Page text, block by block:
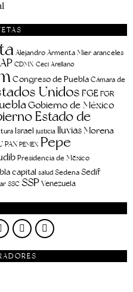
Alejandro Armenta Mier aranceles
CDMX Ceci Arellano
Congreso de Puebla Cámara de
UnidosFGEFGR
Gobierno de México
Estado de
Israel justicia lluviasMorena
PAN PEMEX Pepe
Presidencia de México
capital salud Sedena Sedif
SSC SSPVenezuela